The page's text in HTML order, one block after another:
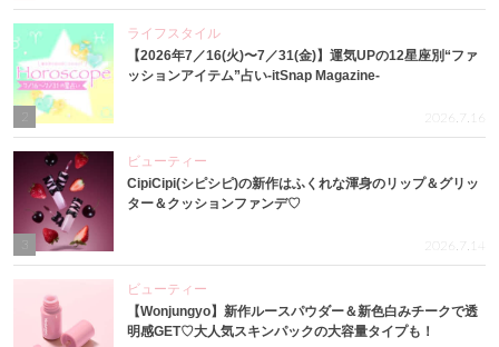
ライフスタイル
【2026年7／16(火)〜7／31(金)】運気UPの12星座別“ファ
ッションアイテム”占い-itSnap Magazine-
2026.7.16
3
ビューティー
CipiCipi(シピシピ)の新作はふくれな渾身のリップ＆グリッ
ター＆クッションファンデ♡
2026.7.14
ビューティー
【Wonjungyo】新作ルースパウダー＆新色白みチークで透
明感GET♡大人気スキンパックの大容量タイプも！